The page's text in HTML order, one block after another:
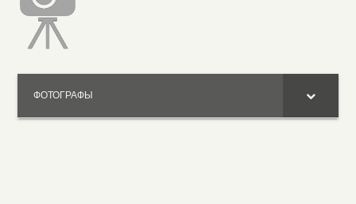
ФОТОГРАФЫ